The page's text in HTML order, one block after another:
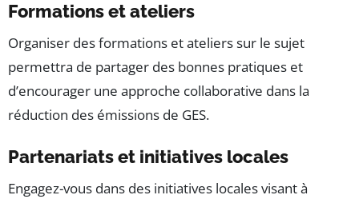
Formations et ateliers
Organiser des formations et ateliers sur le sujet
permettra de partager des bonnes pratiques et
d’encourager une approche collaborative dans la
réduction des émissions de GES.
Partenariats et initiatives locales
Engagez-vous dans des initiatives locales visant à